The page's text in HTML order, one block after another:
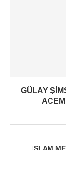
GÜLAY
İSLAM